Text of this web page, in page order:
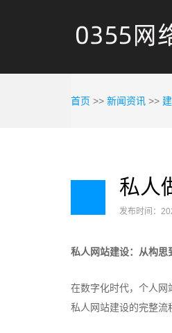
首页 >> 新闻资讯 >>
私人
发布时间：
私人网站建设：从构思
在数字化时代，个人网
私人网站建设的完整流